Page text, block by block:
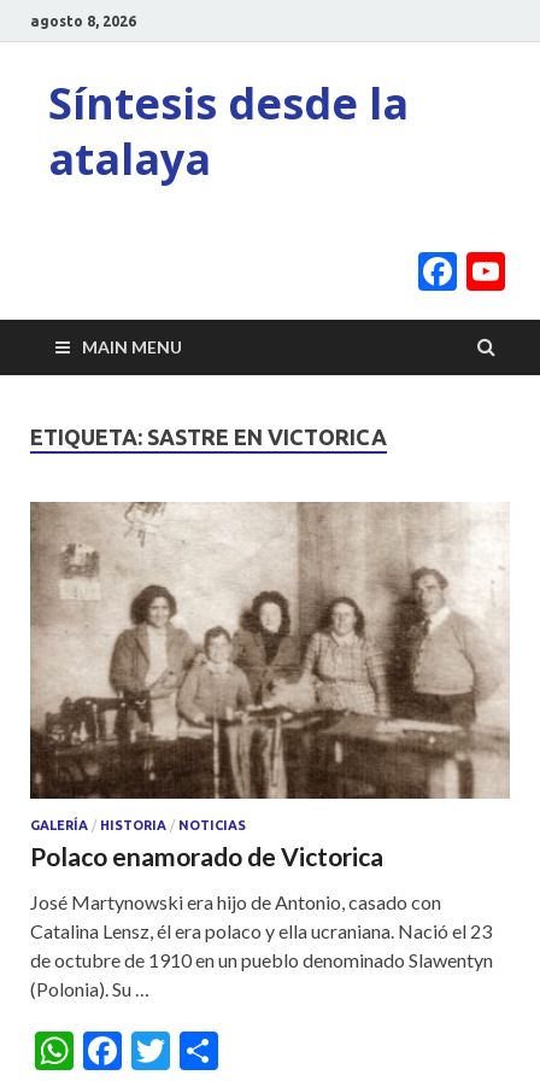
agosto 8, 2026
Síntesis desde la
atalaya
MAIN MENU
ETIQUETA: SASTRE EN VICTORICA
GALERÍA / HISTORIA / NOTICIAS
Polaco enamorado de Victorica
José Martynowski era hijo de Antonio, casado con
Catalina Lensz, él era polaco y ella ucraniana. Nació el 23
de octubre de 1910 en un pueblo denominado Slawentyn
(Polonia). Su …
W F
T